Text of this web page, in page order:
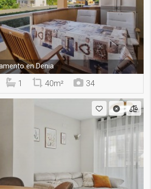
en Denia
1 40m² 34